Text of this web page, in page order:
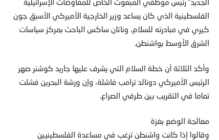
الفلسطينية الذي كان يساعد وزير الخارجية الأميركي الأسبق جون
كيري في مبادرته للسلام، وناتان ساكس الباحث بمركز سياسات
الشرق الأوسط بواشنطن.
وأكد الثلاثة أن خطة السلام التي يشرف عليها جاريد كوشنر صهر
الرئيس الأميركي دونالد ترامب فاشلة، وإن ورشة البحرين فشلت
تماما في التقريب بين طرفي الصراع.
معالجة الوضع بغزة
وقالوا إذا كانت واشنطن ترغب في مساعدة الفلسطينيين